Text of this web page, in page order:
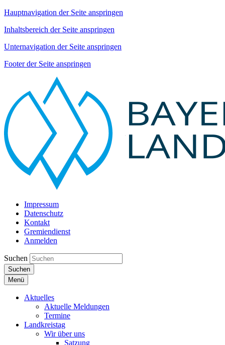
Hauptnavigation der Seite anspringen
Inhaltsbereich der Seite anspringen
Unternavigation der Seite anspringen
Footer der Seite anspringen
Impressum
Datenschutz
Kontakt
Gremiendienst
Anmelden
Suchen
Suchen
Menü
Aktuelles
Aktuelle Meldungen
Termine
Landkreistag
Wir über uns
Satzung